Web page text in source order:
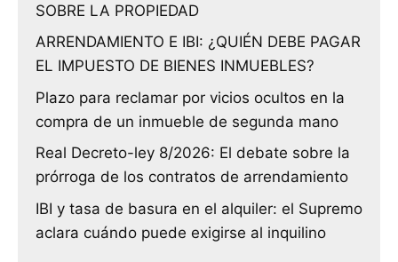
SOBRE LA PROPIEDAD
ARRENDAMIENTO E IBI: ¿QUIÉN DEBE PAGAR
EL IMPUESTO DE BIENES INMUEBLES?
Plazo para reclamar por vicios ocultos en la
compra de un inmueble de segunda mano
Real Decreto-ley 8/2026: El debate sobre la
prórroga de los contratos de arrendamiento
IBI y tasa de basura en el alquiler: el Supremo
aclara cuándo puede exigirse al inquilino